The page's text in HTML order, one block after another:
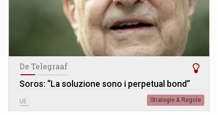
De Telegraaf
Soros: “La soluzione sono i perpetual bond”
UE Strategie & Regole